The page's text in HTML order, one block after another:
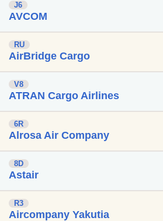
J6
AVCOM
RU
AirBridge Cargo
V8
ATRAN Cargo Airlines
6R
Alrosa Air Company
8D
Astair
R3
Aircompany Yakutia